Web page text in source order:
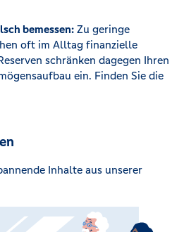
bemessen: Zu geringe
oft im Alltag finanzielle
schränken dagegen Ihren
ein. Finden Sie die
Inhalte aus unserer